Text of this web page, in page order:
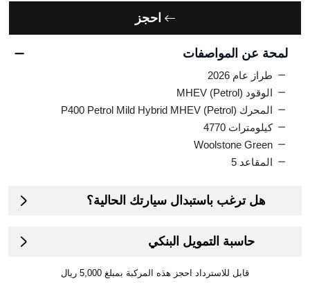
احجز
لمحة عن المواصفات
طراز عام 2026
الوقود MHEV (Petrol)
المحرك P400 Petrol Mild Hybrid MHEV (Petrol)
كيلومترات 4770
Woolstone Green
المقاعد 5
هل ترغب باستبدال سيارتك الحالية؟
حاسبة التمويل البنكي
احجز هذه المركبة بمبلغ 5,000 قابل للاسترداد